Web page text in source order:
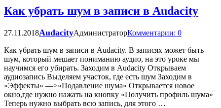
Как убрать шум в записи в Audacity
27.11.2018AudacityАдминистраторКомментарии: 0
Как убрать шум в записи в Audacity. В записях может быть
шум, который мешает пониманию аудио, на это уроке мы
научимся его убирать. Заходим в Audacity Открываем
аудиозапись Выделяем участок, где есть шум Заходим в
»Эффекты» —>»Подавление шума» Открывается новое
окно,где нужно нажать на кнопку «Получить профиль шума»
Теперь нужно выбрать всю запись, для этого …